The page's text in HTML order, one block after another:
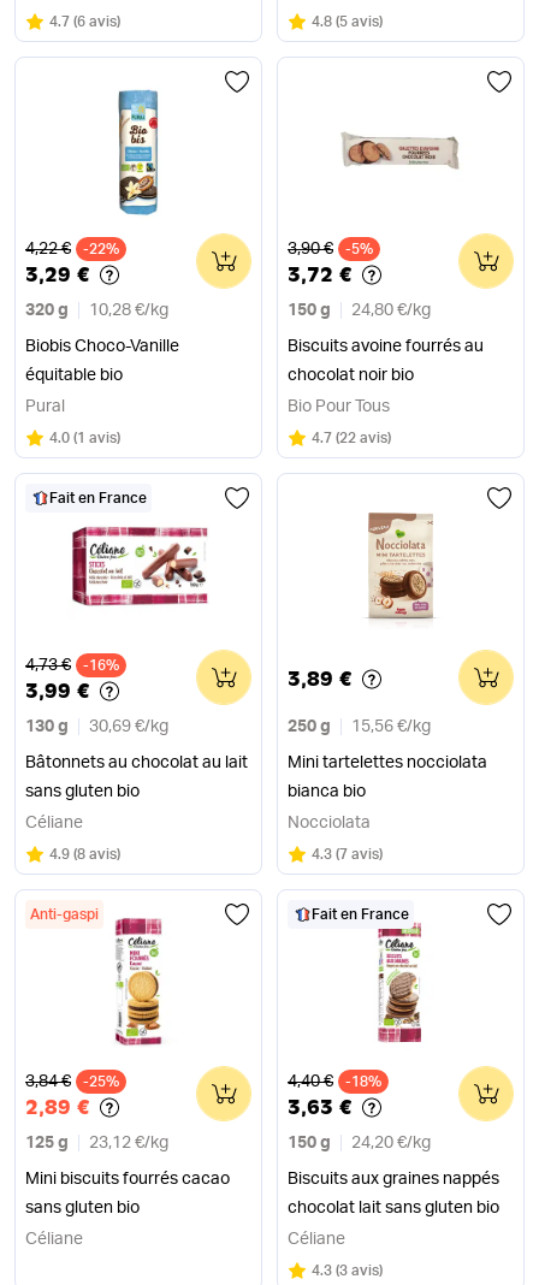
Note
4.7 sur 5
(6 avis) Note
4.8 sur 5
(5 avis)
Ancien prix
4,22 € -22%
3,29 €
320 g 10,28 €/ kg
Biobis Choco-Vanille
équitable bio
0
Pural
Note
4.0 sur 5
(1 avis)
Ancien prix
3,90 € -5%
3,72 €
150 g 24,80 €/ kg
Biscuits avoine fourrés au
chocolat noir bio
0
Bio Pour Tous
Note
4.7 sur 5
(22 avis)
Fait en France
Ancien prix
4,73 € -16%
3,99 €
130 g 30,69 €/ kg
Bâtonnets au chocolat au lait
sans gluten bio
0
Céliane
Note
4.9 sur 5
(8 avis)
3,89 €
250 g 15,56 €/ kg
Mini tartelettes nocciolata
bianca bio
0
Nocciolata
Note
4.3 sur 5
(7 avis)
Anti-gaspi
Ancien prix
3,84 € -25%
2,89 €
125 g 23,12 €/ kg
Mini biscuits fourrés cacao
sans gluten bio
0
Céliane
Fait en France
Ancien prix
4,40 € -18%
3,63 €
150 g 24,20 €/ kg
Biscuits aux graines nappés
chocolat lait sans gluten bio
0
Céliane
Note
4.3 sur 5
(3 avis)